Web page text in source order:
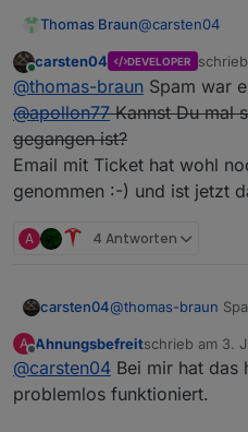
Thomas Braun@carsten04
Nee, kam
geschaut?
Online
carsten04 DEVELOPER
zuletzt
@thomas-braun Spam war
@apollon77Kannst Du mal
gegangen ist?
Email mit Ticket hat wohl
genommen :-) und ist jetzt
A 4 Antworten
carsten04@thomas-braun
gegangen ist?
Email mit Ticket hat
genommen :-) und
A
Offline
Ahnungsbefreitschrieb am 3.
zuletzt editiert
@carsten04 Bei mir hat das
problemlos funktioniert.